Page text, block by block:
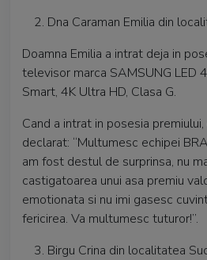
Dna Caraman Emilia din
Doamna Emilia a intrat deja in
televisor marca SAMSUNG LED
Smart, 4K Ultra HD, Clasa G.
Cand a intrat in posesia
declarat: “Multumesc echipei
am fost destul de surprinsa, nu
castigatoarea unui asa premiu
emotionata si nu imi gasesc
fericirea. Va multumesc tuturor!”.
Birgu Crina din localitatea